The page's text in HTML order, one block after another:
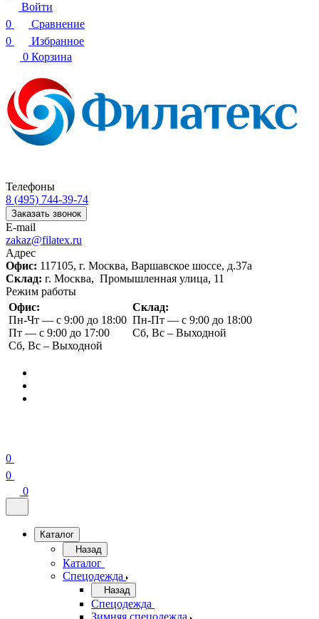
Войти
0
Сравнение
0
Избранное
0 Корзина
Телефоны
8 (495) 744-39-74
Заказать звонок
E-mail
zakaz@filatex.ru
Адрес
Офис: 117105, г. Москва, Варшавское шоссе, д.37а
Склад: г. Москва, Промышленная улица, 11
Режим работы
Офис:
Пн-Чт — с 9:00 до 18:00
Пт — с 9:00 до 17:00
Сб, Вс – Выходной
Склад:
Пн-Пт — с 9:00 до 18:00
Сб, Вс – Выходной
0
0
0
Каталог
Назад
Каталог
Спецодежда
Назад
Спецодежда
Зимняя спецодежда